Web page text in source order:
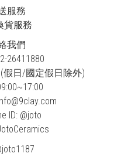
服務
貨服務
我們
26411880
假日/國定假日除外)
ID: @joto